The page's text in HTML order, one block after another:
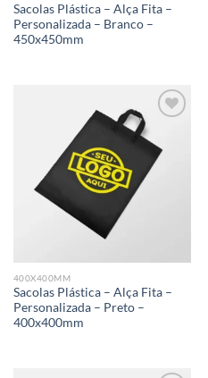
Sacolas Plástica – Alça Fita –
Personalizada – Branco –
450x450mm
Add to
wishlist
400X400MM
Sacolas Plástica – Alça Fita –
Personalizada – Preto –
400x400mm